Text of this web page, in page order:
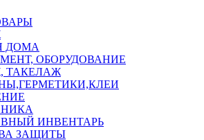
ДОМА
ОБОРУДОВАНИЕ
ТАКЕЛАЖ
ИНВЕНТАРЬ
ЗАЩИТЫ